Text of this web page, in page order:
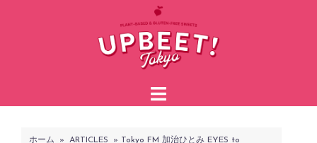
へ
ホーム » ARTICLES » Tokyo FM 加治ひとみ EYES to